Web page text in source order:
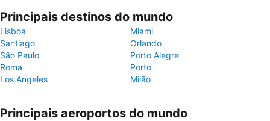
Principais destinos do mundo
Lisboa
Miami
Santiago
Orlando
São Paulo
Porto Alegre
Roma
Porto
Los Angeles
Milão
Principais aeroportos do mundo